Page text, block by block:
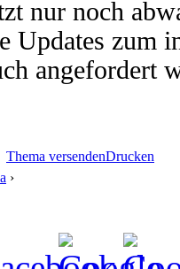
nur noch
Updates zum
angefordert
Thema versendenDrucken
›